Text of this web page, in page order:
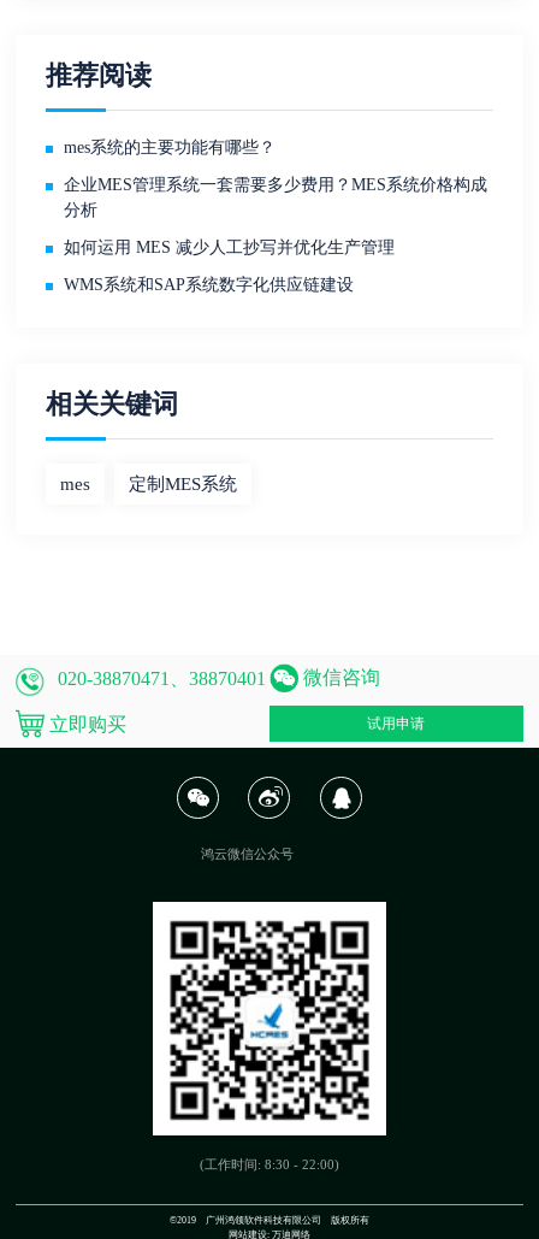
推荐阅读
mes系统的主要功能有哪些？
企业MES管理系统一套需要多少费用？MES系统价格构成
分析
如何运用 MES 减少人工抄写并优化生产管理
WMS系统和SAP系统数字化供应链建设
相关关键词
mes 定制MES系统​
020-38870471、38870401 微信咨询
立即购买 试用申请
鸿云微信公众号
(工作时间: 8:30 - 22:00)
©2019 广州鸿领软件科技有限公司 版权所有
网站建设: 万迪网络